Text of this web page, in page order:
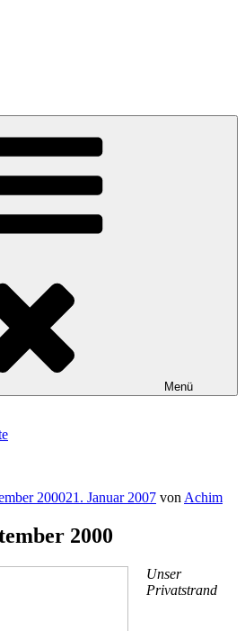
Menü
200021. Januar 2007 von Achim
2000
Unser
Privatstrand